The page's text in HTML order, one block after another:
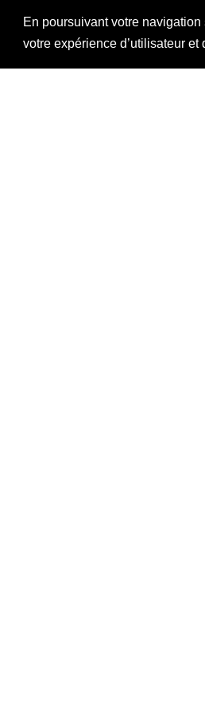
En poursuivant votre
votre expérience d’utilisateur